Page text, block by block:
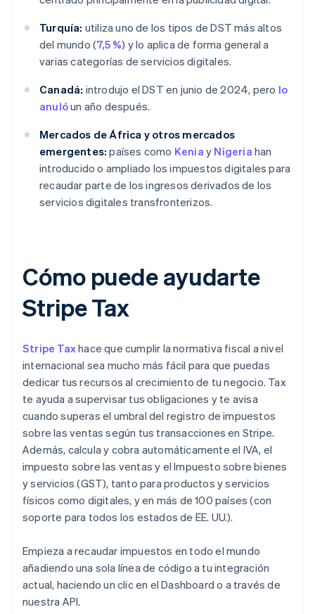
Turquía: utiliza uno de los tipos de DST más altos
del mundo (7,5 %) y lo aplica de forma general a
varias categorías de servicios digitales.
Canadá: introdujo el DST en junio de 2024, pero lo
anulóun año después.
Mercados de África y otros mercados
emergentes: países como Kenia y Nigeria han
introducido o ampliado los impuestos digitales para
recaudar parte de los ingresos derivados de los
servicios digitales transfronterizos.
Cómo puede ayudarte
Stripe Tax
Stripe Taxhace que cumplir la normativa fiscal a nivel
internacional sea mucho más fácil para que puedas
dedicar tus recursos al crecimiento de tu negocio. Tax
te ayuda a supervisar tus obligaciones y te avisa
cuando superas el umbral del registro de impuestos
sobre las ventas según tus transacciones en Stripe.
Además, calcula y cobra automáticamente el IVA, el
impuesto sobre las ventas y el Impuesto sobre bienes
y servicios (GST), tanto para productos y servicios
físicos como digitales, y en más de 100 países (con
soporte para todos los estados de EE. UU.).
Empieza a recaudar impuestos en todo el mundo
añadiendo una sola línea de código a tu integración
actual, haciendo un clic en el Dashboard o a través de
nuestra API.